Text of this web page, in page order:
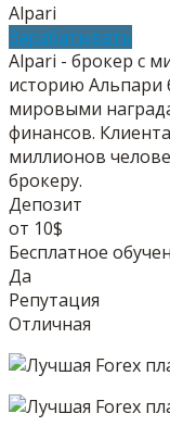
Alpari
Зарабатывать
Alpari - брокер с
историю Альпари
мировыми
финансов.
миллионов
брокеру.
Депозит
от 10$
Бесплатное
Да
Репутация
Отличная